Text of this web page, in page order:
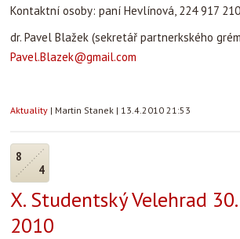
Kontaktní osoby: paní Hevlínová, 224 917
dr. Pavel Blažek (sekretář partnerkského
Pavel.Blazek@gmail.com
Aktuality | Martin Stanek | 13.4.2010 21:53
8
4
X. Studentský Velehrad 30.
2010